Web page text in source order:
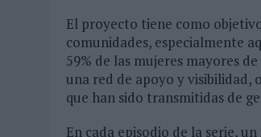
El proyecto tiene como
comunidades, especialmente
59% de las mujeres mayores
una red de apoyo y visibilidad,
que han sido transmitidas de
En cada episodio de la serie,